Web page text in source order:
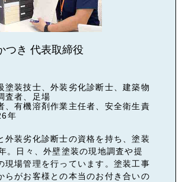
つき 代表取締役
塗装技士、外装劣化診断士、建築物
査者、足場
、有機溶剤作業主任者、安全衛生責
年
外装劣化診断士の資格を持ち、塗装
。日々、外壁塗装の現地調査や提
現場管理を行っています。塗装工事
らがお客様との本当のお付き合いの